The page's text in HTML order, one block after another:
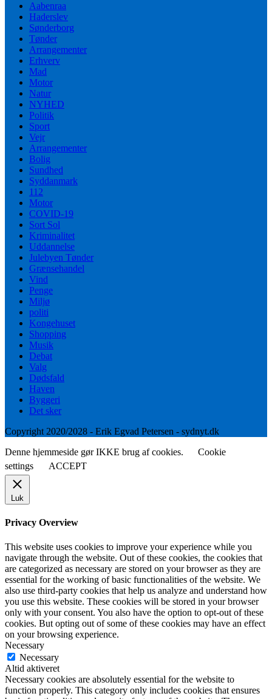
Aabenraa
Haderslev
Sønderborg
Tønder
Arrangementer
Erhverv
Mad
Motor
Natur
NYHED
Politik
Sport
Vejr
Arrangementer
Bolig
Sundhed
Syddanmark
112
Motor
COVID-19
Sort Sol
Kriminalitet
Uddannelse
Julebyen Tønder
Grænsehandel
Vind
Penge
Miljø
politi
Kongehuset
Shopping
Musik
Debat
Valg
Dødsfald
Haven
Byggeri
Det sker
Copyright 2020/2028 - Erik Egvad Petersen - sydnyt.dk
Denne hjemmeside gør IKKE brug af cookies.
Cookie
settings
ACCEPT
Luk
Privacy Overview
This website uses cookies to improve your experience while you
navigate through the website. Out of these cookies, the cookies that
are categorized as necessary are stored on your browser as they are
essential for the working of basic functionalities of the website. We
also use third-party cookies that help us analyze and understand how
you use this website. These cookies will be stored in your browser
only with your consent. You also have the option to opt-out of these
cookies. But opting out of some of these cookies may have an effect
on your browsing experience.
Necessary
Necessary
Altid aktiveret
Necessary cookies are absolutely essential for the website to
function properly. This category only includes cookies that ensures